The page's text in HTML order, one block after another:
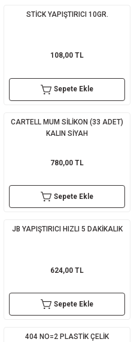
STİCK YAPIŞTIRICI 10GR.
108,00 TL
Sepete Ekle
CARTELL MUM SİLİKON (33 ADET)
KALIN SİYAH
780,00 TL
Sepete Ekle
JB YAPIŞTIRICI HIZLI 5 DAKİKALIK
624,00 TL
Sepete Ekle
404 NO=2 PLASTİK ÇELİK